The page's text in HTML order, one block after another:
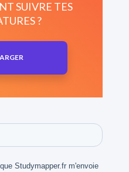
SUIVRE TES
?